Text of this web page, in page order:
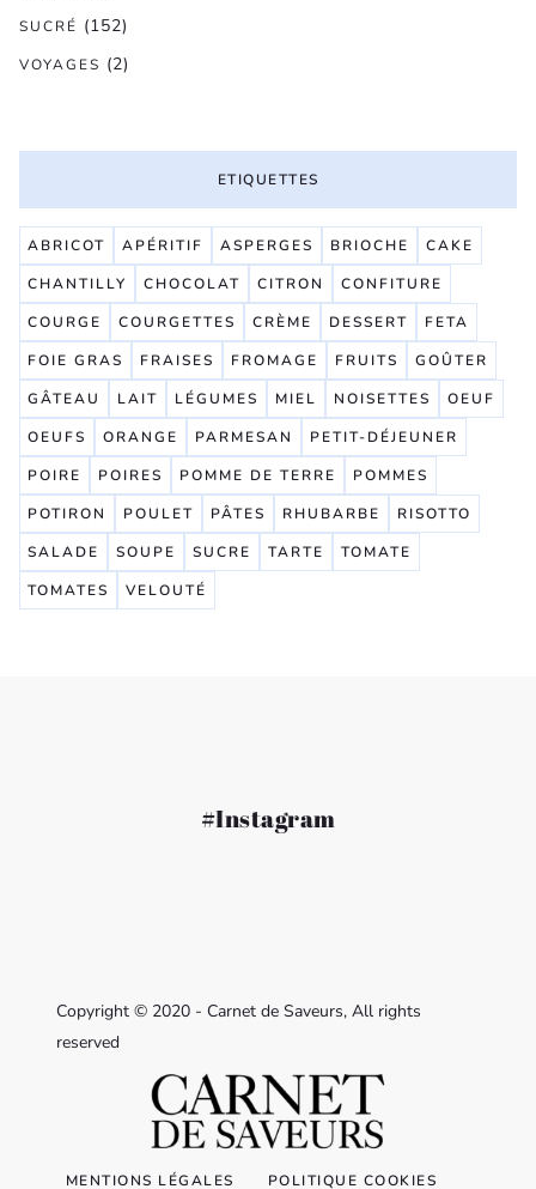
SUCRÉ (152)
VOYAGES (2)
ETIQUETTES
ABRICOT APÉRITIF ASPERGES BRIOCHE
CAKE
CHANTILLY
CHOCOLAT CITRON
CONFITURE
COURGE
COURGETTES CRÈME DESSERT
FETA
FOIE GRAS
FRAISES FROMAGE FRUITS
GOÛTER
GÂTEAU
LAIT LÉGUMES MIEL NOISETTES
OEUF
OEUFS
ORANGE PARMESAN
PETIT-DÉJEUNER
POIRE
POIRES POMME DE TERRE
POMMES
POTIRON
POULET PÂTES RHUBARBE
RISOTTO
SALADE
SOUPE SUCRE TARTE
TOMATE
TOMATES
VELOUTÉ
#Instagram
Copyright © 2020 - Carnet de Saveurs, All rights
reserved
MENTIONS LÉGALES POLITIQUE COOKIES